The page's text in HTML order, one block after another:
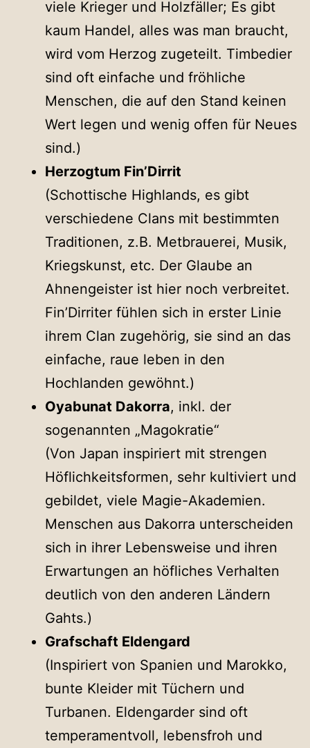
viele Krieger und Holzfäller; Es gibt
kaum Handel, alles was man braucht,
wird vom Herzog zugeteilt. Timbedier
sind oft einfache und fröhliche
Menschen, die auf den Stand keinen
Wert legen und wenig offen für Neues
sind.)
Herzogtum Fin’Dirrit
(Schottische Highlands, es gibt
verschiedene Clans mit bestimmten
Traditionen, z.B. Metbrauerei, Musik,
Kriegskunst, etc. Der Glaube an
Ahnengeister ist hier noch verbreitet.
Fin’Dirriter fühlen sich in erster Linie
ihrem Clan zugehörig, sie sind an das
einfache, raue leben in den
Hochlanden gewöhnt.)
Oyabunat Dakorra, inkl. der
sogenannten „Magokratie“
(Von Japan inspiriert mit strengen
Höflichkeitsformen, sehr kultiviert und
gebildet, viele Magie-Akademien.
Menschen aus Dakorra unterscheiden
sich in ihrer Lebensweise und ihren
Erwartungen an höfliches Verhalten
deutlich von den anderen Ländern
Gahts.)
Grafschaft Eldengard
(Inspiriert von Spanien und Marokko,
bunte Kleider mit Tüchern und
Turbanen. Eldengarder sind oft
temperamentvoll, lebensfroh und